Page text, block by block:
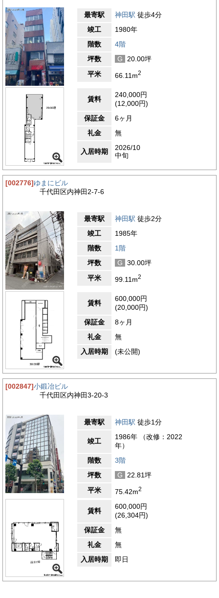
最寄駅 神田駅 徒歩4分
竣工
1980年
階数
4階
坪数
G
20.00坪
平米
66.11m2
賃料
240,000円
(12,000円)
保証金
6ヶ月
礼金
無
入居時期
2026/10
中旬
[002776]ゆまにビル
千代田区内神田2-7-6
最寄駅 神田駅 徒歩2分
竣工
1985年
階数
1階
坪数
G
30.00坪
平米
99.11m2
賃料
600,000円
(20,000円)
保証金
8ヶ月
礼金
無
入居時期
(未公開)
[002847]小鍛冶ビル
千代田区内神田3-20-3
最寄駅 神田駅 徒歩1分
竣工
1986年 （改修：2022
年）
階数
3階
坪数
G
22.81坪
平米
75.42m2
賃料
600,000円
(26,304円)
保証金
無
礼金
無
入居時期
即日